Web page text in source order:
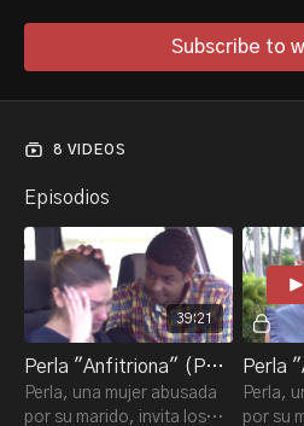
la
Subscribe to
8 VIDEOS
Episodios
39:21
Perla "Anfitriona" (Parte 1)
Perla, una mujer abusada
por su marido, invita los
Perla,
por su